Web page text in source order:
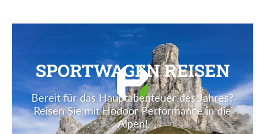
SPORTWAGEN REISEN
Bereit für das Hauptabenteuer des Jahres?
Reisen Sie mit Hodoor Performance in die
Alpen!